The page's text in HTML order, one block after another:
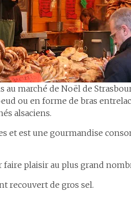
au marché de Noël de
ou en forme de bras
alsaciens.
et est une gourmandise
plaisir au plus grand
recouvert de gros sel.